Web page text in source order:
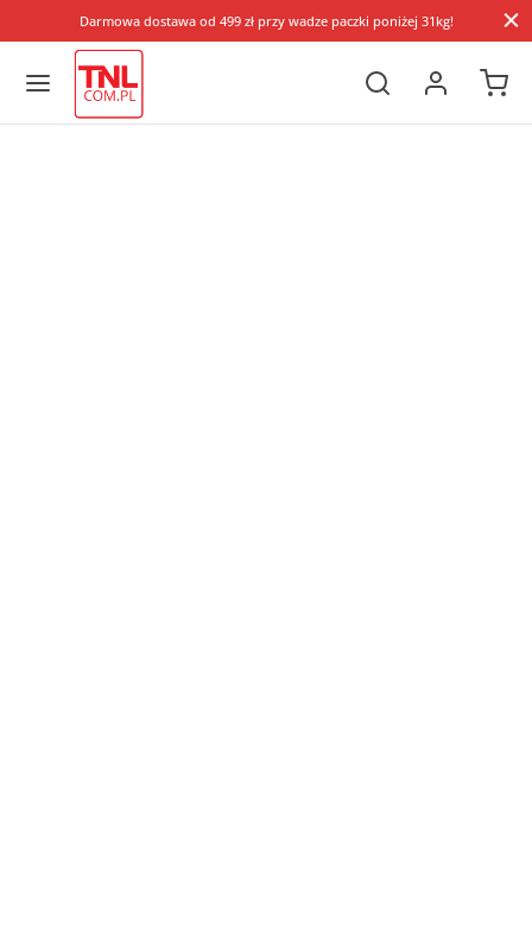
Darmowa dostawa od 499 zł przy wadze paczki poniżej 31kg!